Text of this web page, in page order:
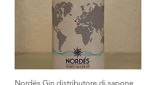
Nordés Gin distributore di sapone